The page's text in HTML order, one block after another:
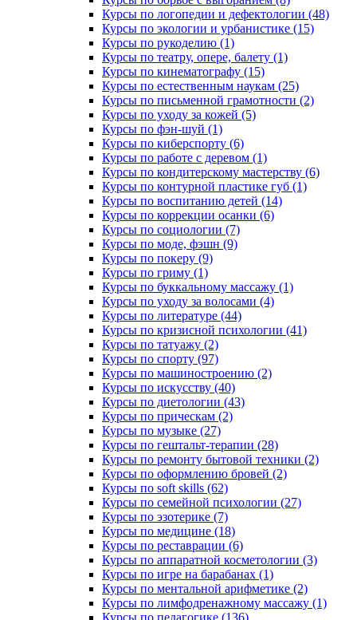
Курсы по логопедии и дефектологии (48)
Курсы по экологии и урбанистике (15)
Курсы по рукоделию (1)
Курсы по театру, опере, балету (1)
Курсы по кинематографу (15)
Курсы по естественным наукам (25)
Курсы по письменной грамотности (2)
Курсы по уходу за кожей (5)
Курсы по фэн-шуй (1)
Курсы по киберспорту (6)
Курсы по работе с деревом (1)
Курсы по кондитерскому мастерству (6)
Курсы по контурной пластике губ (1)
Курсы по воспитанию детей (14)
Курсы по коррекции осанки (6)
Курсы по социологии (7)
Курсы по моде, фэшн (9)
Курсы по покеру (9)
Курсы по гриму (1)
Курсы по буккальному массажу (1)
Курсы по уходу за волосами (4)
Курсы по литературе (44)
Курсы по кризисной психологии (41)
Курсы по татуажу (2)
Курсы по спорту (97)
Курсы по машиностроению (2)
Курсы по искусству (40)
Курсы по диетологии (43)
Курсы по прическам (2)
Курсы по музыке (27)
Курсы по гештальт-терапии (28)
Курсы по ремонту бытовой техники (2)
Курсы по оформлению бровей (2)
Курсы по soft skills (62)
Курсы по семейной психологии (27)
Курсы по эзотерике (7)
Курсы по медицине (18)
Курсы по реставрации (6)
Курсы по аппаратной косметологии (3)
Курсы по игре на барабанах (1)
Курсы по ментальной арифметике (2)
Курсы по лимфодренажному массажу (1)